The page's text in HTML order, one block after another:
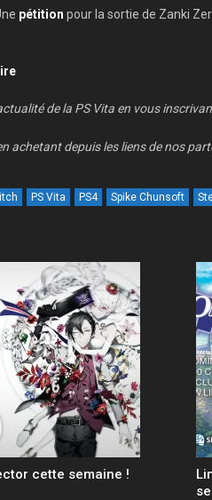
pétition pour la sortie de Zanki
de la PS Vita en vous
achetant depuis les liens de nos
PS Vita PS4 Spike Chunsoft
cette semaine !